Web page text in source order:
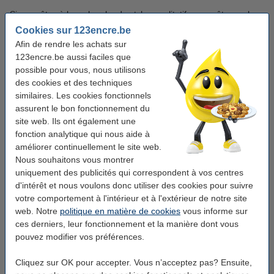
Cookies sur 123encre.be
Afin de rendre les achats sur
123encre.be aussi faciles que
possible pour vous, nous utilisons
des cookies et des techniques
similaires. Les cookies fonctionnels
assurent le bon fonctionnement du
site web. Ils ont également une
fonction analytique qui nous aide à
améliorer continuellement le site web.
Nous souhaitons vous montrer
uniquement des publicités qui correspondent à vos centres
d'intérêt et nous voulons donc utiliser des cookies pour suivre
votre comportement à l'intérieur et à l'extérieur de notre site
web. Notre politique en matière de cookies vous informe sur
ces derniers, leur fonctionnement et la manière dont vous
pouvez modifier vos préférences.
Cliquez sur OK pour accepter. Vous n’acceptez pas? Ensuite,
Si vous êtes à la recherche de stylos qualitatifs, vous êtes au bon
endroit. Que vous cherchiez des stylos à bille, des stylos gel ou
des stylos plus luxueux, vous trouvez ce que vous cherchez ici.
Certains de nos clients jurent que nos stylos de marque propre
leur donnent le plus grand confort d’écriture. En plus de ce choix
populaire, nous offrons également des stylos des marques telles
que BIC, Papermate, Schneider et Stabilo.
Stylos luxueux : un look professionnel avec Parker et Cross
Vous voulez faire une bonne impression au bureau ou dans
l’auditorium ? Optez pour un stylo de luxe de Cross, Parker ou
Sheaffer. Ces stylos - qui ont souvent une finition en chrome -
dégagent de classe et offrent une expérience d’écriture
confortable. Une autre option élégante est un stylo-plume. Grâce
à leur poids faible et leur style d’écriture fluent, les stylos-plume
sont parfaits pour de longues périodes d’écriture.
Stylos AirPress : écrivez toujours et partout
Travaillez-vous souvent à l’extérieur ou sur site ? Alors un stylo
développés par NASA, vous pouvez écrire sans gravité et dans
des conditions extrêmes. Qu’il s’agisse de papier mouillé, ou de